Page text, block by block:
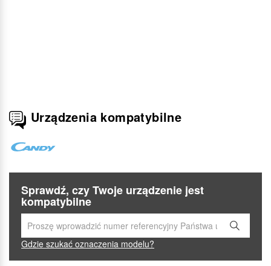
Urządzenia kompatybilne
Sprawdź, czy Twoje urządzenie jest
kompatybilne
Gdzie szukać oznaczenia modelu?